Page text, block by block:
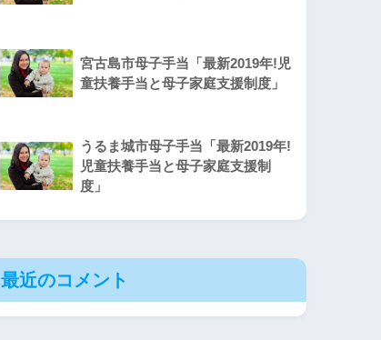
宮古島市母子手当「最新2019年!児
童扶養手当と母子家庭支援制度」
うるま城市母子手当「最新2019年!
児童扶養手当と母子家庭支援制
度」
最近のコメント